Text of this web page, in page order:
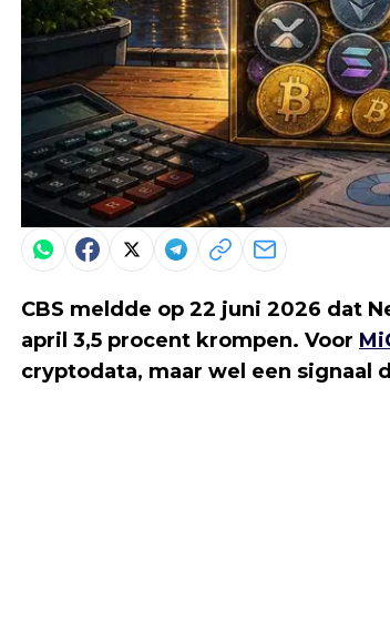
CBS meldde op 22 juni 2026 dat
april 3,5 procent krompen. Voor
cryptodata, maar wel een